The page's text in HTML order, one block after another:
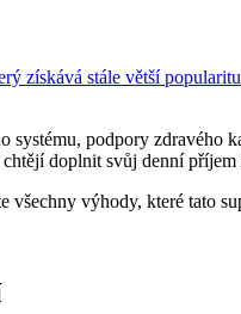
získává stále větší popularitu
podpory
doplnit svůj denní
výhody, které tato